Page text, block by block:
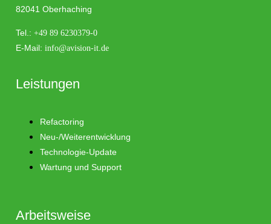
82041 Oberhaching
Tel.: +49 89 6230379-0
E-Mail: info@avision-it.de
Leistungen
Refactoring
Neu-/Weiterentwicklung
Technologie-Update
Wartung und Support
Arbeitsweise